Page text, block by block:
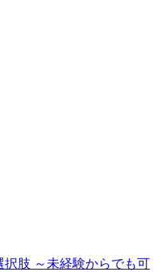
肢 ～未経験からでも可